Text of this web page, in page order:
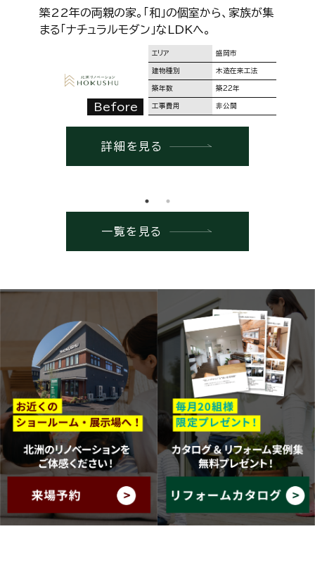
築22年の両親の家。「和」の個室から、家族が集
まる「ナチュラルモダン」なLDKへ。
Before
エリア 盛岡市
建物種別 木造在来工法
築年数 築22年
工事費用 非公開
詳細を見る
一覧を見る